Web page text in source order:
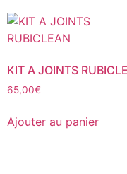
KIT A JOINTS
65,00€
Ajouter au panier